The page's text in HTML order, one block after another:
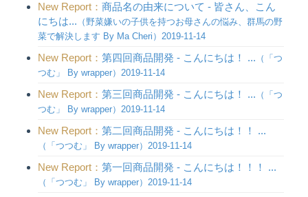
New Report： 商品名の由来について - 皆さん、こん
にちは... （野菜嫌いの子供を持つお母さんの悩み、群馬の野
菜で解決します By Ma Cheri）2019-11-14
New Report： 第四回商品開発 - こんにちは！ ... （「つ
つむ」 By wrapper）2019-11-14
New Report： 第三回商品開発 - こんにちは！ ... （「つ
つむ」 By wrapper）2019-11-14
New Report： 第二回商品開発 - こんにちは！！ ...
（「つつむ」 By wrapper）2019-11-14
New Report： 第一回商品開発 - こんにちは！！！ ...
（「つつむ」 By wrapper）2019-11-14